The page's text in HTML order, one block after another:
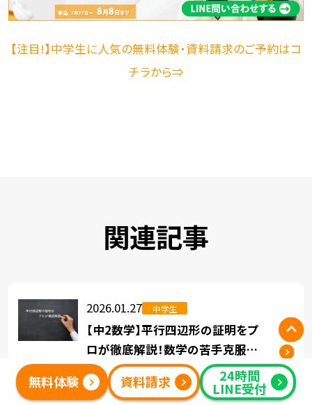
【注目!】中学生に人気の無料体験・資料請求のご予約はコ
チラから⇒
関連記事
2026.01.27 中学生
【中2数学】平行四辺形の証明をプ
ロが徹底解説！数学の苦手克服は
代々木個別指導学院にお任せ
中学2年生の数学で多くの生徒がつまずくの
が「平行四辺形の証明」です。 「証明問題が
無料体験 資料請求 24時間
LINE受付